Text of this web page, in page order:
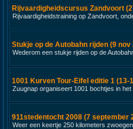
Rijvaardigheidscursus Zandvoort
Rijvaardigheidstraining op Zandvoort,
Stukje op de Autobahn rijden (9 nov
Wederom een stukje rijden op de
1001 Kurven Tour-Eifel editie 1 (13-
Zuugnap organiseert 1001 bochtjes in het
911stedentocht 2008 (7 september
Weer een keertje 250 kilometers